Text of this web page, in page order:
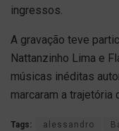
ingressos.
A gravação teve
Nattanzinho Lima e
músicas inéditas
marcaram a trajetória
Tags: alessandro